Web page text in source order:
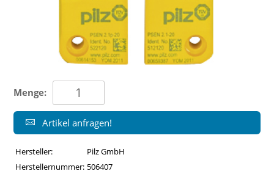
Menge:
Artikel anfragen!
Hersteller:
Pilz GmbH
Herstellernummer: 506407